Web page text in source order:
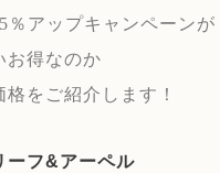
％アップキャンペーンが
お得なのか
をご紹介します！
ーフ&アーペル